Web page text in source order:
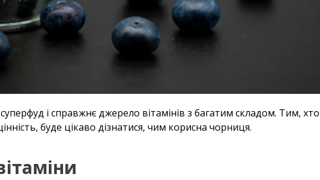
і справжнє джерело вітамінів з багатим складом. Тим,
буде цікаво дізнатися, чим корисна чорниця.